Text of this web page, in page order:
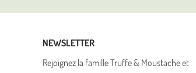
NEWSLETTER
Rejoignez la famille Truffe & Moustache et